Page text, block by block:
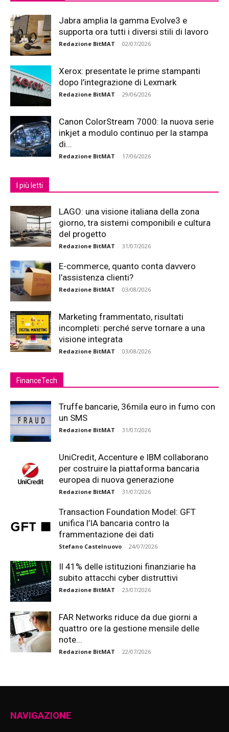
Jabra amplia la gamma Evolve3 e
supporta ora tutti i diversi stili di lavoro
Redazione BitMAT - 02/07/2026
Xerox: presentate le prime stampanti
dopo l’integrazione di Lexmark
Redazione BitMAT - 29/06/2026
Canon ColorStream 7000: la nuova serie
inkjet a modulo continuo per la stampa
di...
Redazione BitMAT - 17/06/2026
I più letti
LAGO: una visione italiana della zona
giorno, tra sistemi componibili e cultura
del progetto
Redazione BitMAT - 31/07/2026
E-commerce, quanto conta davvero
l’assistenza clienti?
Redazione BitMAT - 03/08/2026
Marketing frammentato, risultati
incompleti: perché serve tornare a una
visione integrata
Redazione BitMAT - 03/08/2026
FinanceTech
Truffe bancarie, 36mila euro in fumo con
un SMS
Redazione BitMAT - 31/07/2026
UniCredit, Accenture e IBM collaborano
per costruire la piattaforma bancaria
europea di nuova generazione
Redazione BitMAT - 31/07/2026
Transaction Foundation Model: GFT
unifica l’IA bancaria contro la
frammentazione dei dati
Stefano Castelnuovo - 24/07/2026
Il 41% delle istituzioni finanziarie ha
subito attacchi cyber distruttivi
Redazione BitMAT - 23/07/2026
FAR Networks riduce da due giorni a
quattro ore la gestione mensile delle
note...
Redazione BitMAT - 22/07/2026
NAVIGAZIONE